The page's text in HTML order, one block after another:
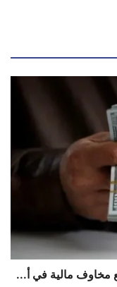
مخاوف مالية في أ...